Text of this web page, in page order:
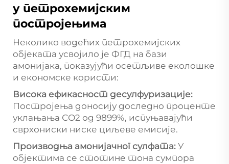
у петрохемијским
постројењима
Неколико водећих петрохемијских
објеката усвојило је ФГД на бази
амонијака, показујући осетљиве еколошке
и економске користи:
Висока ефикасност десулфуризације:
Постројења доносију доследно проценте
уклањања СО2 од 9899%, испуњавајући
сврхониски ниске циљеве емисије.
Производња амонијачног сулфата: У
објектима се стотине тона сумпора